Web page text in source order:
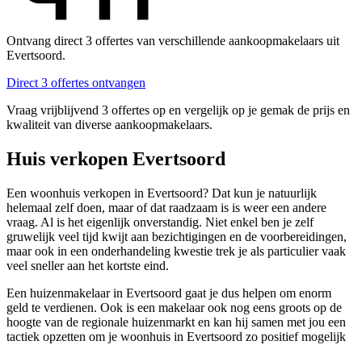
Ontvang direct 3 offertes van verschillende aankoopmakelaars uit
Evertsoord.
Direct 3 offertes ontvangen
Vraag vrijblijvend 3 offertes op en vergelijk op je gemak de prijs en
kwaliteit van diverse aankoopmakelaars.
Huis verkopen Evertsoord
Een woonhuis verkopen in Evertsoord? Dat kun je natuurlijk
helemaal zelf doen, maar of dat raadzaam is is weer een andere
vraag. Al is het eigenlijk onverstandig. Niet enkel ben je zelf
gruwelijk veel tijd kwijt aan bezichtigingen en de voorbereidingen,
maar ook in een onderhandeling kwestie trek je als particulier vaak
veel sneller aan het kortste eind.
Een huizenmakelaar in Evertsoord gaat je dus helpen om enorm
geld te verdienen. Ook is een makelaar ook nog eens groots op de
hoogte van de regionale huizenmarkt en kan hij samen met jou een
tactiek opzetten om je woonhuis in Evertsoord zo positief mogelijk